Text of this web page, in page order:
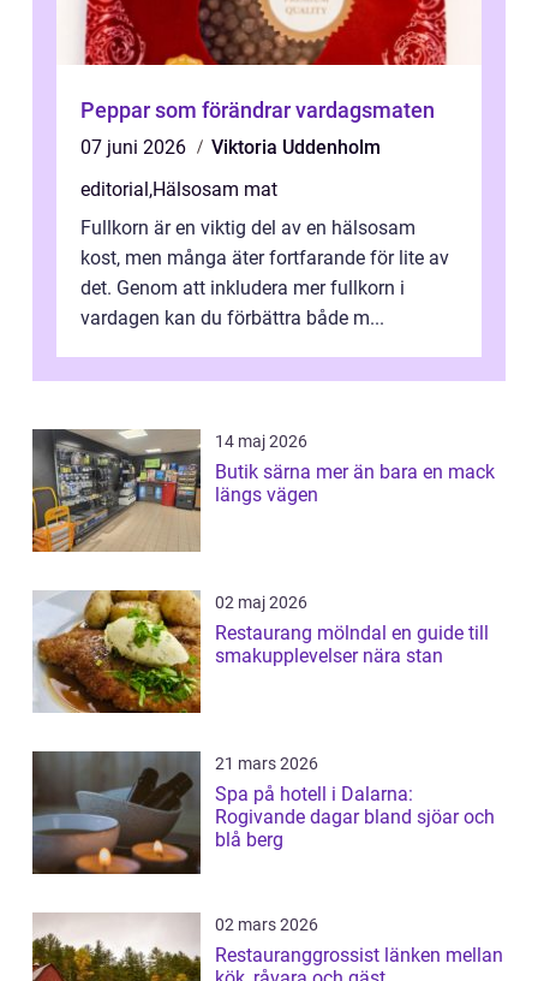
Peppar som förändrar vardagsmaten
07 juni 2026
Viktoria Uddenholm
editorial,Hälsosam mat
Fullkorn är en viktig del av en hälsosam
kost, men många äter fortfarande för lite av
det. Genom att inkludera mer fullkorn i
vardagen kan du förbättra både m...
14 maj 2026
Butik särna mer än bara en mack
längs vägen
02 maj 2026
Restaurang mölndal en guide till
smakupplevelser nära stan
21 mars 2026
Spa på hotell i Dalarna:
Rogivande dagar bland sjöar och
blå berg
02 mars 2026
Restauranggrossist länken mellan